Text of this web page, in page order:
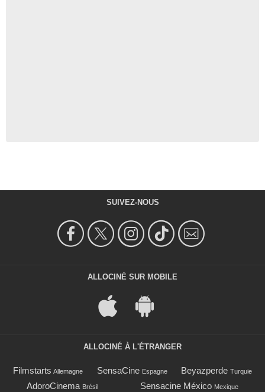
SUIVEZ-NOUS
ALLOCINÉ SUR MOBILE
ALLOCINÉ À L'ÉTRANGER
Filmstarts Allemagne SensaCine Espagne Beyazperde Turquie
AdoroCinema Brésil Sensacine México Mexique